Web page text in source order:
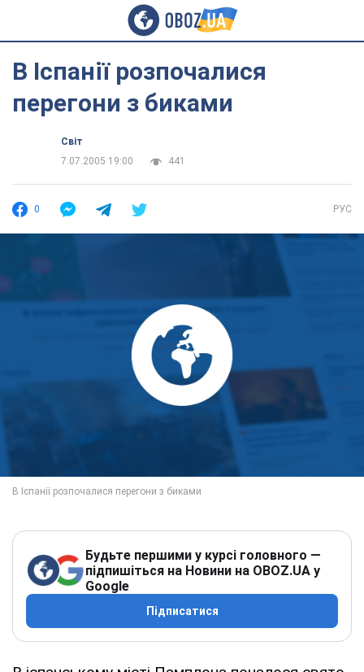
В Іспанії розпочалися
перегони з биками
Світ
7.07.2005 19:00
441
0 РУС
Будьте першими у курсі головного —
підпишіться на Новини на OBOZ.UA у
Google
Підписатися